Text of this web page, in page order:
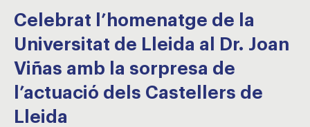
Celebrat l’homenatge de la
Universitat de Lleida al Dr. Joan
Viñas amb la sorpresa de
l’actuació dels Castellers de
Lleida